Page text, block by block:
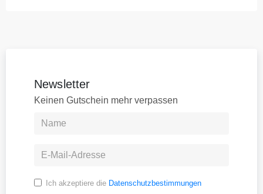
Newsletter
Keinen Gutschein mehr verpassen
Ich akzeptiere die Datenschutzbestimmungen